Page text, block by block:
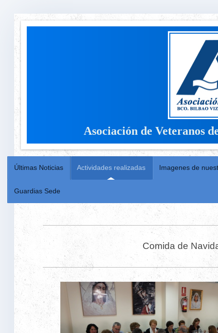
Asociación de Veteranos
Últimas Noticias Actividades realizadas Imagenes de
Guardias Sede
Comida de